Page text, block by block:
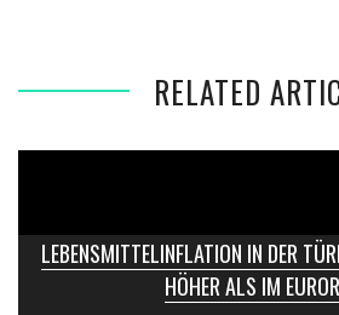
RELATED
LEBENSMITTELINFLATION IN DER
HÖHER ALS IM